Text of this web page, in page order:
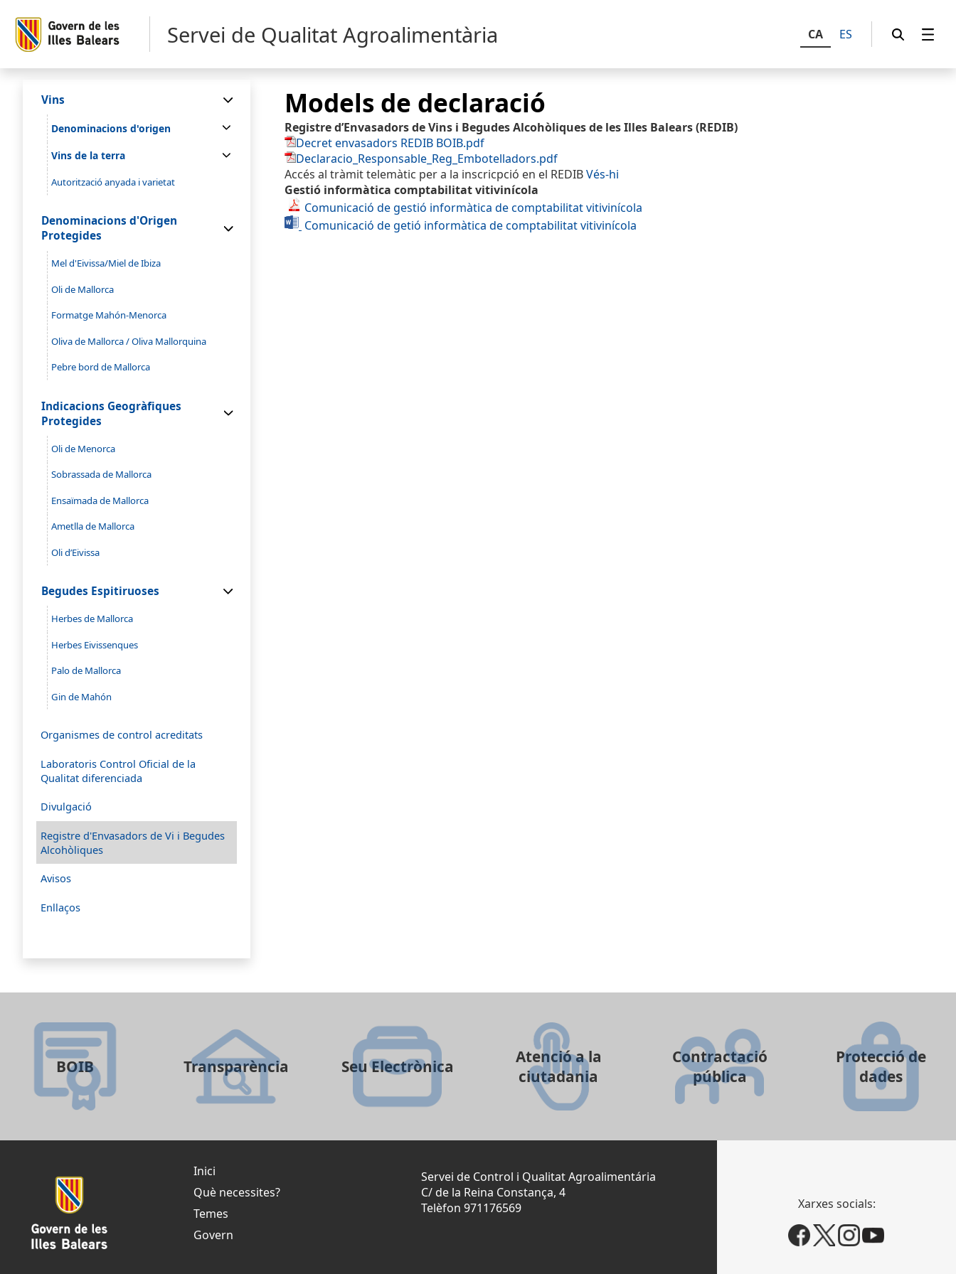
Servei de Qualitat Agroalimentària CA ES
Vins
Denominacions d'origen
Vins de la terra
Autorització anyada i varietat
Denominacions d'Origen
Protegides
Mel d'Eivissa/Miel de Ibiza
Oli de Mallorca
Formatge Mahón-Menorca
Oliva de Mallorca / Oliva Mallorquina
Pebre bord de Mallorca
Indicacions Geogràfiques
Protegides
Oli de Menorca
Sobrassada de Mallorca
Ensaïmada de Mallorca
Ametlla de Mallorca
Oli d’Eivissa
Begudes Espitiruoses
Herbes de Mallorca
Herbes Eivissenques
Palo de Mallorca
Gin de Mahón
Organismes de control acreditats
Laboratoris Control Oficial de la
Qualitat diferenciada
Divulgació
Registre d'Envasadors de Vi i Begudes
Alcohòliques
Avisos
Enllaços
Models de declaració
Registre d’Envasadors de Vins i Begudes Alcohòliques de les Illes Balears (REDIB)
Decret envasadors REDIB BOIB.pdf
Declaracio_Responsable_Reg_Embotelladors.pdf
Accés al tràmit telemàtic per a la inscricpció en el REDIBVés-hi
Gestió informàtica comptabilitat vitivinícola
Comunicació de gestió informàtica de comptabilitat vitivinícola
Comunicació de getió informàtica de comptabilitat vitivinícola
BOIB Transparència Seu Electrònica
Atenció a la
ciutadania
Contractació
pública
Protecció de
dades
Inici
Què necessites?
Temes
Govern
Servei de Control i Qualitat Agroalimentária
C/ de la Reina Constança, 4
Telèfon 971176569
Xarxes socials: